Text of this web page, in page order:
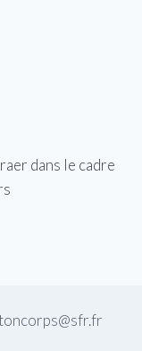
dans le cadre